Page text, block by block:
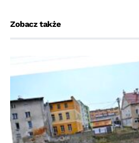
Zobacz także